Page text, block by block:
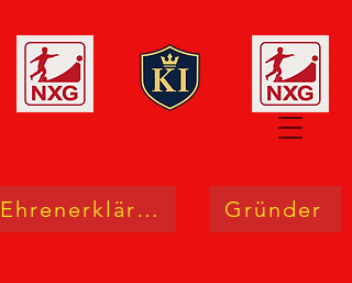
Gründer
Ehrenerklärung